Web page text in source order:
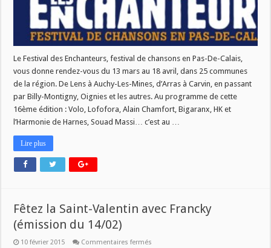
Le Festival des Enchanteurs, festival de chansons en Pas-De-Calais,
vous donne rendez-vous du 13 mars au 18 avril, dans 25 communes
de la région. De Lens à Auchy-Les-Mines, d’Arras à Carvin, en passant
par Billy-Montigny, Oignies et les autres. Au programme de cette
16ème édition : Volo, Lofofora, Alain Chamfort, Bigaranx, HK et
l’Harmonie de Harnes, Souad Massi… c’est au …
Lire plus
Fêtez la Saint-Valentin avec Francky
(émission du 14/02)
10 février 2015 Commentaires fermés